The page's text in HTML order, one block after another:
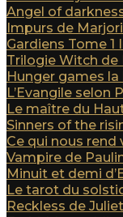
Angel of
Impurs de
Gardiens Tome 1
Trilogie Witch de
Hunger games
L’Evangile selon
Le maître du
Sinners of the
Ce qui nous rend
Vampire de
Minuit et demi
Le tarot du
Reckless de